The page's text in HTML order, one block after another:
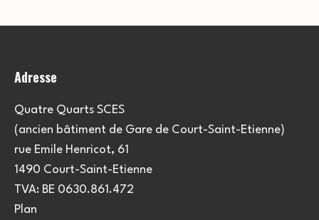
Adresse
Quatre Quarts SCES
(ancien bâtiment de Gare de Court-Saint-Etienne)
rue Emile Henricot, 61
1490 Court-Saint-Etienne
TVA: BE 0630.861.472
Plan